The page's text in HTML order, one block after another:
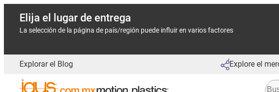
Elija el lugar de entrega
La selección de la página de país/región puede influir en varios factores
Explorar el Blog Explore el